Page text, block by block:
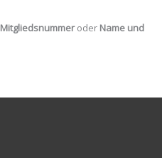
Mitgliedsnummeroder Name und